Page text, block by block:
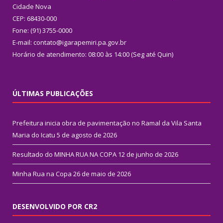
Cidade Nova
CEP: 68430-000
Fone: (91) 3755-0000
E-mail: contato@igarapemiri.pa.gov.br
Horário de atendimento: 08:00 às 14:00 (Seg até Quin)
ÚLTIMAS PUBLICAÇÕES
Prefeitura inicia obra de pavimentação no Ramal da Vila Santa
Maria do Icatu 5 de agosto de 2026
Resultado do MINHA RUA NA COPA 12 de junho de 2026
Minha Rua na Copa 26 de maio de 2026
DESENVOLVIDO POR CR2